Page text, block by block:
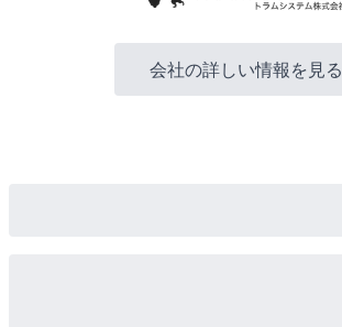
会社の詳しい情報を見る